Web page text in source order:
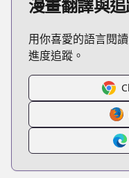
漫畫翻譯與
用你喜愛的語言閱
進度追蹤。